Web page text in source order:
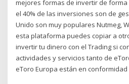
mejores formas de invertir de forma
el 40% de las inversiones son de
Unido son muy populares Nutmeg,
esta plataforma puedes copiar a
invertir tu dinero con el Trading si
actividades y servicios tanto de
eToro Europa están en conformidad